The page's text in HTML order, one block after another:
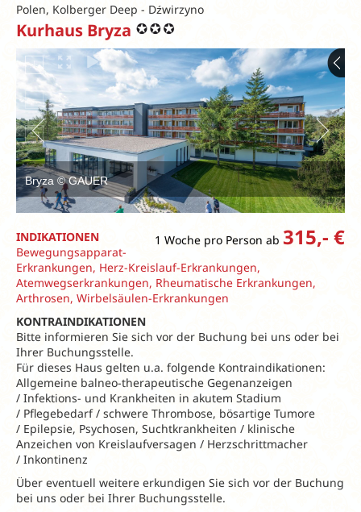
Polen, Kolberger Deep - Dźwirzyno
Kurhaus Bryza
Bryza © GAUER
1 Woche pro Person ab 315,- €
INDIKATIONEN
Bewegungsapparat-
Erkrankungen, Herz-Kreislauf-Erkrankungen,
Atemwegserkrankungen, Rheumatische Erkrankungen,
Arthrosen, Wirbelsäulen-Erkrankungen
KONTRAINDIKATIONEN
Bitte informieren Sie sich vor der Buchung bei uns oder bei
Ihrer Buchungsstelle.
Für dieses Haus gelten u.a. folgende Kontraindikationen:
Allgemeine balneo-therapeutische Gegenanzeigen
/ Infektions- und Krankheiten in akutem Stadium
/ Pflegebedarf / schwere Thrombose, bösartige Tumore
/ Epilepsie, Psychosen, Suchtkrankheiten / klinische
Anzeichen von Kreislaufversagen / Herzschrittmacher
/ Inkontinenz
Über eventuell weitere erkundigen Sie sich vor der Buchung
bei uns oder bei Ihrer Buchungsstelle.